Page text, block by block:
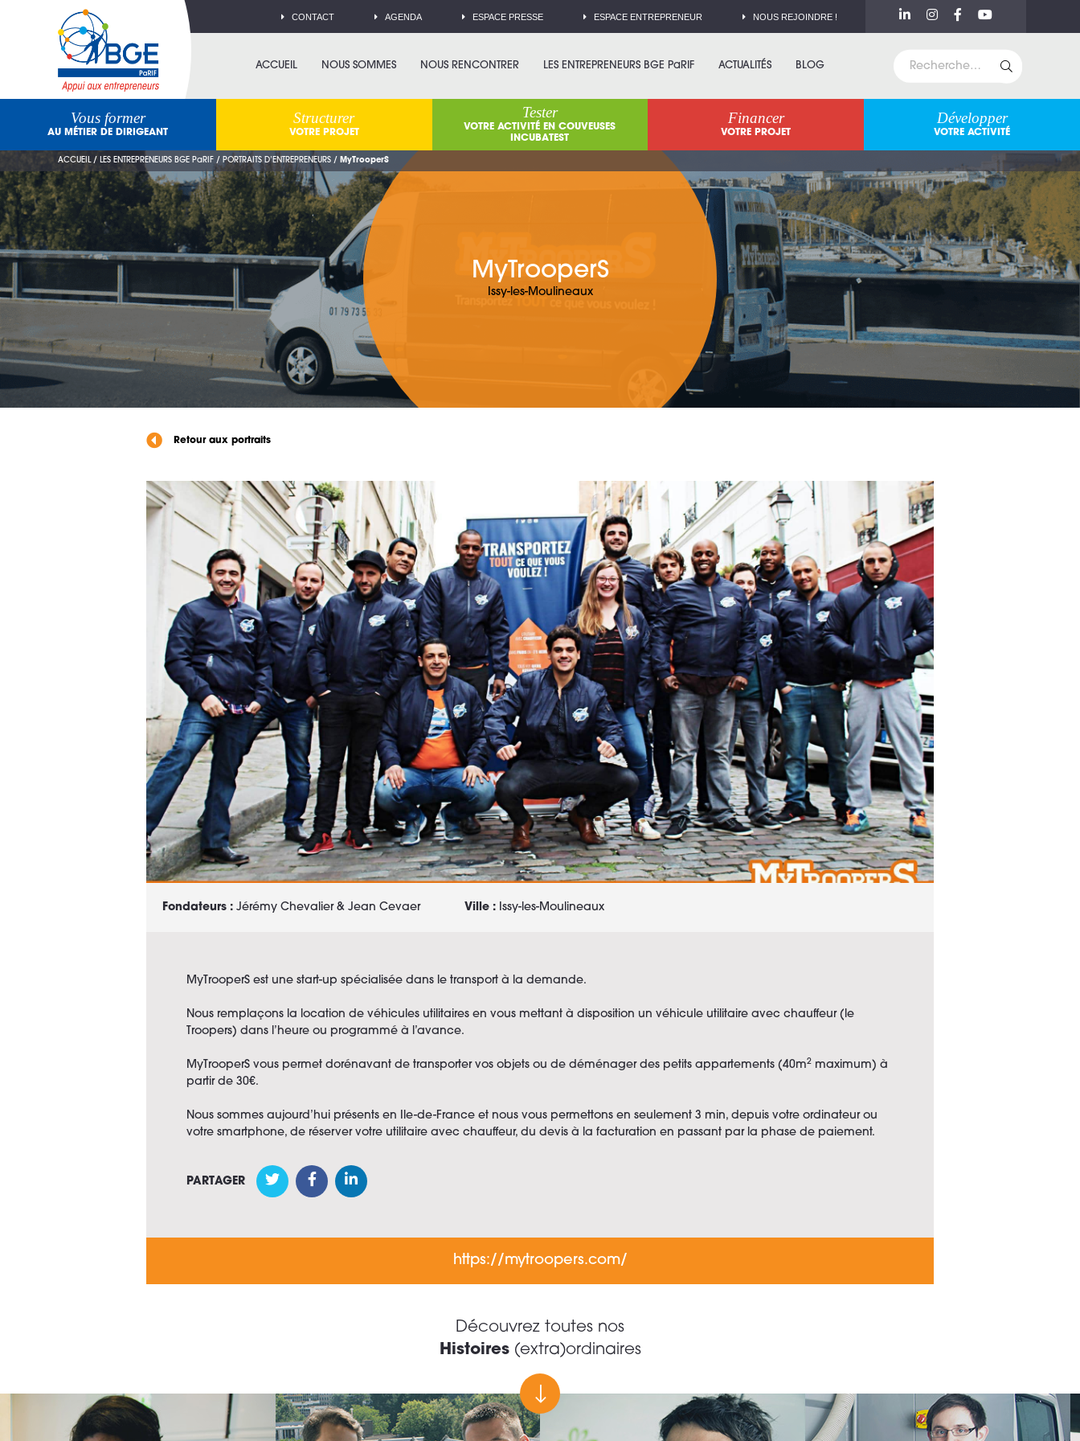
CONTACT AGENDA ESPACE PRESSE ESPACE ENTREPRENEUR NOUS REJOINDRE !
ACCUEIL NOUS SOMMES NOUS RENCONTRER LES ENTREPRENEURS BGE PaRIF ACTUALITÉS BLOG
Vous former
AU MÉTIER DE DIRIGEANT
Structurer
VOTRE PROJET
Tester
VOTRE ACTIVITÉ EN COUVEUSES
INCUBATEST
Financer
VOTRE PROJET
Développer
VOTRE ACTIVITÉ
ACCUEIL/ LES ENTREPRENEURS BGE PaRIF / PORTRAITS D’ENTREPRENEURS / MyTrooperS
MyTrooperS
Issy-les-Moulineaux
Retour aux portraits
Fondateurs : Jérémy Chevalier & Jean Cevaer Ville : Issy-les-Moulineaux
MyTrooperS est une start-up spécialisée dans le transport à la demande.
Nous remplaçons la location de véhicules utilitaires en vous mettant à disposition un véhicule utilitaire avec chauffeur (le
Troopers) dans l’heure ou programmé à l’avance.
MyTrooperS vous permet dorénavant de transporter vos objets ou de déménager des petits appartements (40m2 maximum) à
partir de 30€.
Nous sommes aujourd’hui présents en Ile-de-France et nous vous permettons en seulement 3 min, depuis votre ordinateur ou
votre smartphone, de réserver votre utilitaire avec chauffeur, du devis à la facturation en passant par la phase de paiement.
PARTAGER
https://mytroopers.com/
Découvrez toutes nos
Histoires(extra)ordinaires